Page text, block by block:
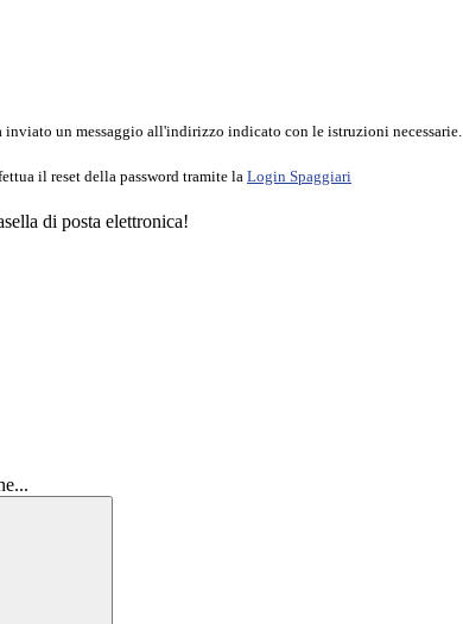
inviato un messaggio all'indirizzo indicato con le istruzioni necessarie.
il reset della password tramite la Login Spaggiari
di posta elettronica!